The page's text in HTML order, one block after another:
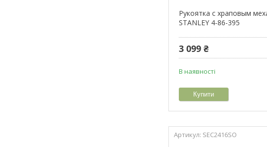
Рукоятка с храповым
STANLEY 4-86-395
3 099 ₴
В наявності
Купити
SEC2416SO